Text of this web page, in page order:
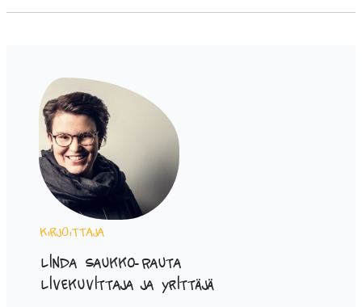
Kirjoittaja
Linda Saukko-Rauta
Livekuvittaja ja yrittäjä